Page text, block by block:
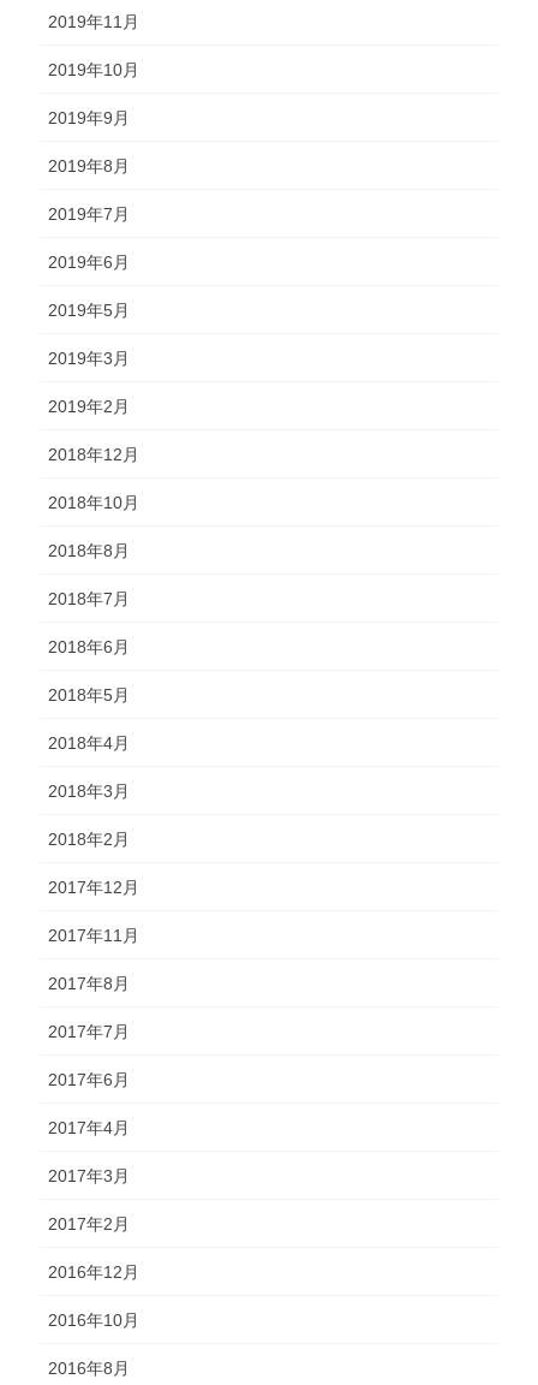
2019年11月
2019年10月
2019年9月
2019年8月
2019年7月
2019年6月
2019年5月
2019年3月
2019年2月
2018年12月
2018年10月
2018年8月
2018年7月
2018年6月
2018年5月
2018年4月
2018年3月
2018年2月
2017年12月
2017年11月
2017年8月
2017年7月
2017年6月
2017年4月
2017年3月
2017年2月
2016年12月
2016年10月
2016年8月